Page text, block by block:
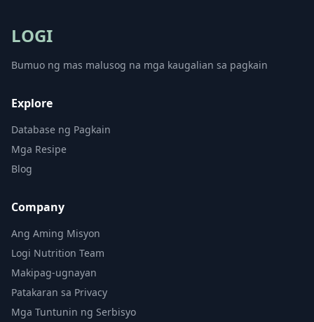
LOGI
Bumuo ng mas malusog na mga kaugalian sa pagkain
Explore
Database ng Pagkain
Mga Resipe
Blog
Company
Ang Aming Misyon
Logi Nutrition Team
Makipag-ugnayan
Patakaran sa Privacy
Mga Tuntunin ng Serbisyo